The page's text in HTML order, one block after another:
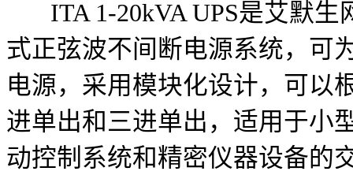
ITA 1-20kVA UPS是艾默生
式正弦波不间断电源系统，可
电源，采用模块化设计，可以
进单出和三进单出，适用于小
动控制系统和精密仪器设备的